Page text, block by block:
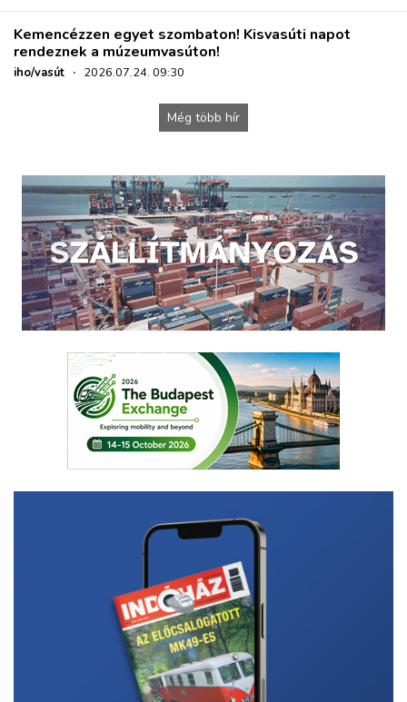
Kemencézzen egyet szombaton! Kisvasúti napot
rendeznek a múzeumvasúton!
iho/vasút · 2026.07.24. 09:30
Még több hír